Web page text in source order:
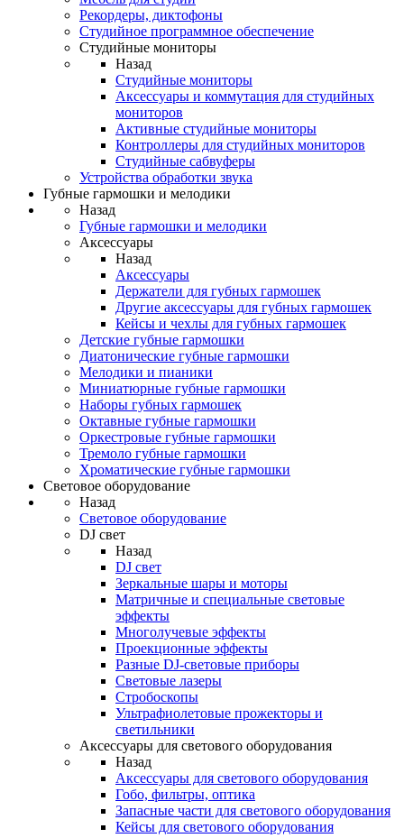
Рекордеры, диктофоны
Студийное программное обеспечение
Студийные мониторы
Назад
Студийные мониторы
Аксессуары и коммутация для студийных
мониторов
Активные студийные мониторы
Контроллеры для студийных мониторов
Студийные сабвуферы
Устройства обработки звука
Губные гармошки и мелодики
Назад
Губные гармошки и мелодики
Аксессуары
Назад
Аксессуары
Держатели для губных гармошек
Другие аксессуары для губных гармошек
Кейсы и чехлы для губных гармошек
Детские губные гармошки
Диатонические губные гармошки
Мелодики и пианики
Миниатюрные губные гармошки
Наборы губных гармошек
Октавные губные гармошки
Оркестровые губные гармошки
Тремоло губные гармошки
Хроматические губные гармошки
Световое оборудование
Назад
Световое оборудование
DJ свет
Назад
DJ свет
Зеркальные шары и моторы
Матричные и специальные световые
эффекты
Многолучевые эффекты
Проекционные эффекты
Разные DJ-световые приборы
Световые лазеры
Стробоскопы
Ультрафиолетовые прожекторы и
светильники
Аксессуары для светового оборудования
Назад
Аксессуары для светового оборудования
Гобо, фильтры, оптика
Запасные части для светового оборудования
Кейсы для светового оборудования